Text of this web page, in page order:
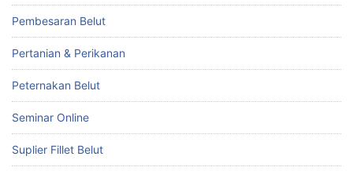
Pembesaran Belut
Pertanian & Perikanan
Peternakan Belut
Seminar Online
Suplier Fillet Belut